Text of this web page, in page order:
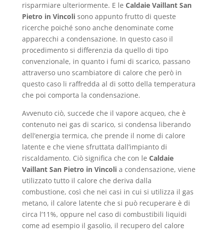
risparmiare ulteriormente. E le Caldaie Vaillant San
Pietro in Vincolisono appunto frutto di queste
ricerche poiché sono anche denominate come
apparecchi a condensazione. In questo caso il
procedimento si differenzia da quello di tipo
convenzionale, in quanto i fumi di scarico, passano
attraverso uno scambiatore di calore che però in
questo caso li raffredda al di sotto della temperatura
che poi comporta la condensazione.
Avvenuto ciò, succede che il vapore acqueo, che è
contenuto nei gas di scarico, si condensa liberando
dell’energia termica, che prende il nome di calore
latente e che viene sfruttata dall’impianto di
riscaldamento. Ciò significa che con le Caldaie
Vaillant San Pietro in Vincolia condensazione, viene
utilizzato tutto il calore che deriva dalla
combustione, così che nei casi in cui si utilizza il gas
metano, il calore latente che si può recuperare è di
circa l’11%, oppure nel caso di combustibili liquidi
come ad esempio il gasolio, il recupero del calore